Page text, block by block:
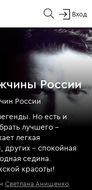
Вход
России
России
Но есть и
лучшего -
легкая
других - спокойная
седина.
красоты!
Светлана Анищенко